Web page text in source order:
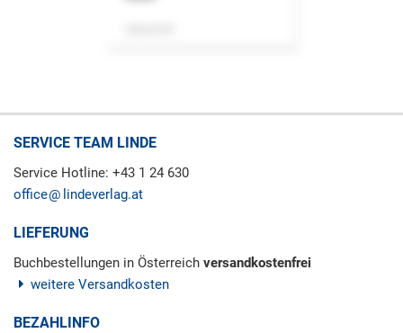
SERVICE TEAM LINDE
Service Hotline: +43 1 24 630
office
lindeverlag.at
LIEFERUNG
Buchbestellungen in Österreich versandkostenfrei
weitere Versandkosten
BEZAHLINFO